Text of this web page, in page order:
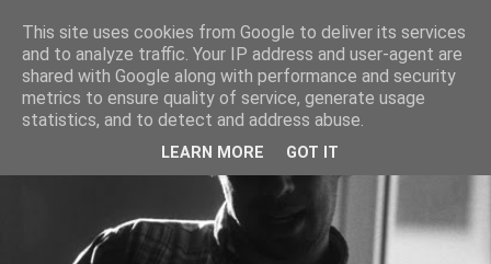
This site uses cookies from Google to deliver its services
and to analyze traffic. Your IP address and user-agent are
shared with Google along with performance and security
metrics to ensure quality of service, generate usage
statistics, and to detect and address abuse.
LEARN MORE GOT IT